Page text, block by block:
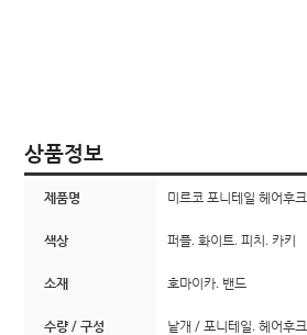
상품정보
제품명 미르코 포니테일 헤어후크
색상 퍼플. 화이트. 피치. 카키
소재 호마이카. 밴드
수량 / 구성 낱개 / 포니테일. 헤어후크